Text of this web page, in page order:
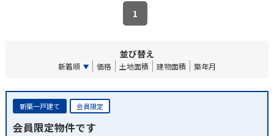
1
並び替え
新着順 価格 土地面積 建物面積 築年月
新築一戸建て 会員限定
会員限定物件です